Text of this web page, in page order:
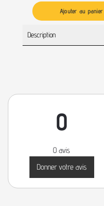
Ajouter au panier
Description
0
0 avis
Donner votre avis